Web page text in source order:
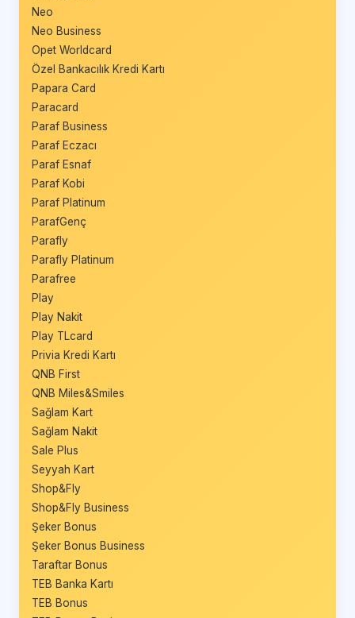
Neo
Neo Business
Opet Worldcard
Özel Bankacılık Kredi Kartı
Papara Card
Paracard
Paraf Business
Paraf Eczacı
Paraf Esnaf
Paraf Kobi
Paraf Platinum
ParafGenç
Parafly
Parafly Platinum
Parafree
Play
Play Nakit
Play TLcard
Privia Kredi Kartı
QNB First
QNB Miles&Smiles
Sağlam Kart
Sağlam Nakit
Sale Plus
Seyyah Kart
Shop&Fly
Shop&Fly Business
Şeker Bonus
Şeker Bonus Business
Taraftar Bonus
TEB Banka Kartı
TEB Bonus